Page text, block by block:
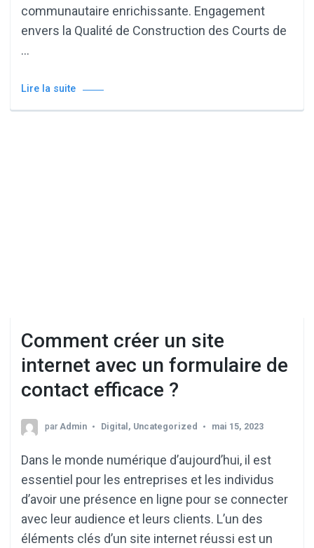
communautaire enrichissante. Engagement
envers la Qualité de Construction des Courts de
…
Lire la suite
Comment créer un site
internet avec un formulaire de
contact efficace ?
parAdmin Digital , Uncategorized mai 15, 2023
Dans le monde numérique d’aujourd’hui, il est
essentiel pour les entreprises et les individus
d’avoir une présence en ligne pour se connecter
avec leur audience et leurs clients. L’un des
éléments clés d’un site internet réussi est un